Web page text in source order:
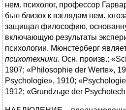
нем. психолог, профессор
был близок к взглядам нем.
защищал философию,
включающую результаты
психологии. Мюнстерберг
психотехники. Осн. произв.:
1907; «Philosophie der Werte»,
Psychologie», 1910;
1912; «Grundzьge der